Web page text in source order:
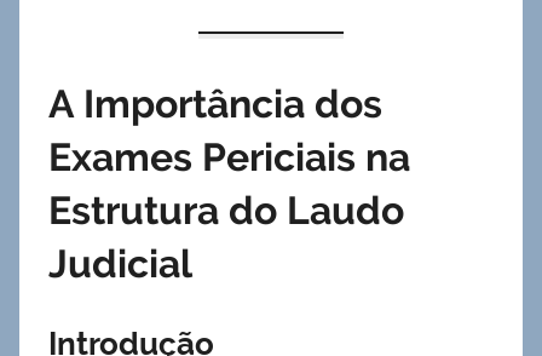
A Importância dos
Exames Periciais na
Estrutura do Laudo
Judicial
Introdução